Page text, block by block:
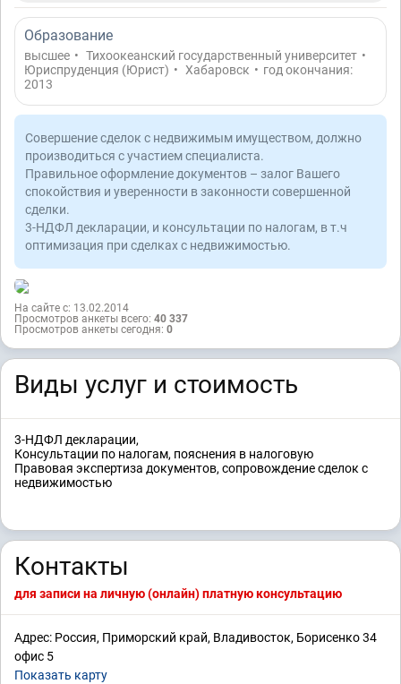
Образование
высшее • Тихоокеанский государственный университет •
Юриспруденция (Юрист) • Хабаровск • год окончания:
2013
Совершение сделок с недвижимым имуществом, должно
производиться с участием специалиста.
Правильное оформление документов – залог Вашего
спокойствия и уверенности в законности совершенной
сделки.
3-НДФЛ декларации, и консультации по налогам, в т.ч
оптимизация при сделках с недвижимостью.
На сайте с: 13.02.2014
Просмотров анкеты всего: 40 337
Просмотров анкеты сегодня: 0
Виды услуг и стоимость
3-НДФЛ декларации,
Консультации по налогам, пояснения в налоговую
Правовая экспертиза документов, сопровождение сделок с
недвижимостью
Контакты
для записи на личную (онлайн) платную консультацию
Адрес: Россия, Приморский край, Владивосток, Борисенко 34
офис 5
Показать карту